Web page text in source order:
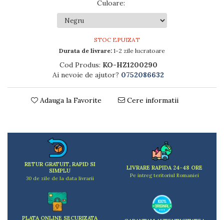
Decojitoare fructe si legume
Foarfece alimentare
Prese, tocatoare si feliatoare alimente
Seturi ustensile bucatarie
Tocatoare de bucatarie
Culoare:
STOC EPUIZAT
Durata de livrare: 1-2 zile lucratoare
Cod Produs: KO-HZ1200290
Ai nevoie de ajutor? 0752086632
Adauga la Favorite Cere informatii
RETUR GRATUIT, RAPID SI
SIMPLU
30 de zile de la data livrarii
LIVRARE RAPIDA 24-48 ORE
Pe intreg teritoriul Romaniei
PLATA ONLINE SECURIZATA